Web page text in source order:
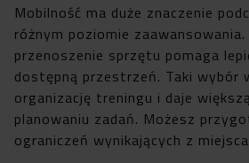
Mobilność ma duże znaczenie
różnym poziomie
przenoszenie sprzętu pomaga
dostępną przestrzeń. Taki wybór
organizację treningu i daje
planowaniu zadań. Możesz
ograniczeń wynikających z